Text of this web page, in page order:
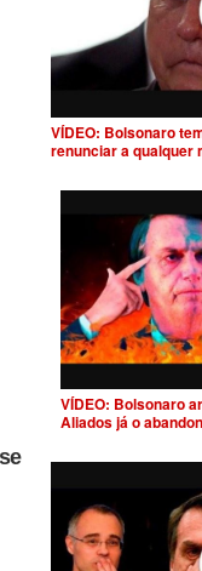
VÍDEO: Bolsonaro
renunciar a qualquer
VÍDEO: Bolsonaro
Aliados já o